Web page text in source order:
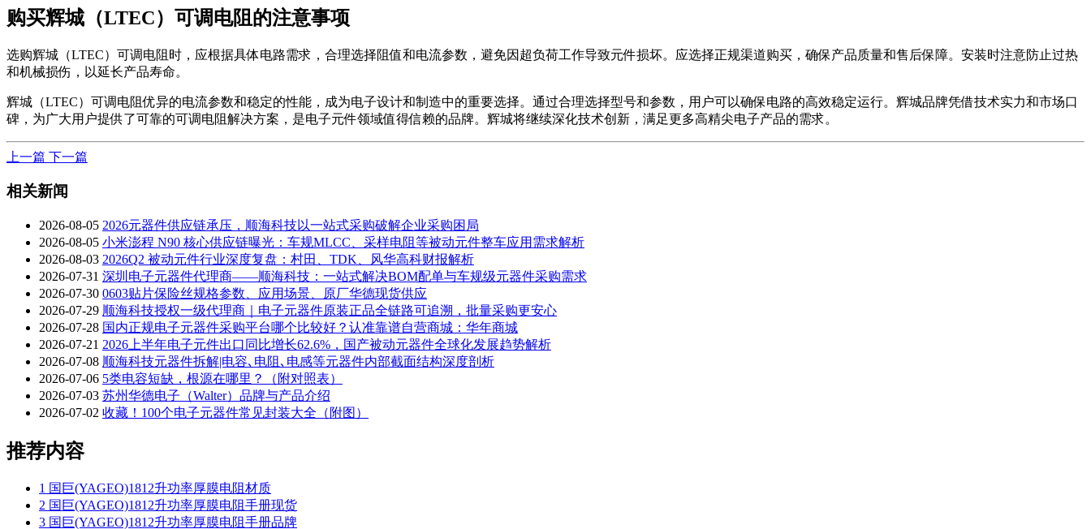
购买辉城（LTEC）可调电阻的注意事项
选购辉城（LTEC）可调电阻时，应根据具体电路需求，合理选择阻值和电流参数，避免因超负荷工作导致元件损坏。应选择正规渠道购买，确保产品质量和售后保障。安装时注意防止过热
和机械损伤，以延长产品寿命。
辉城（LTEC）可调电阻优异的电流参数和稳定的性能，成为电子设计和制造中的重要选择。通过合理选择型号和参数，用户可以确保电路的高效稳定运行。辉城品牌凭借技术实力和市场口
碑，为广大用户提供了可靠的可调电阻解决方案，是电子元件领域值得信赖的品牌。辉城将继续深化技术创新，满足更多高精尖电子产品的需求。
上一篇 下一篇
相关新闻
2026-08-05 2026元器件供应链承压，顺海科技以一站式采购破解企业采购困局
2026-08-05 小米澎程 N90 核心供应链曝光：车规MLCC、采样电阻等被动元件整车应用需求解析
2026-08-03 2026Q2 被动元件行业深度复盘：村田、TDK、风华高科财报解析
2026-07-31 深圳电子元器件代理商——顺海科技：一站式解决BOM配单与车规级元器件采购需求
2026-07-30 0603贴片保险丝规格参数、应用场景、原厂华德现货供应
2026-07-29 顺海科技授权一级代理商｜电子元器件原装正品全链路可追溯，批量采购更安心
2026-07-28 国内正规电子元器件采购平台哪个比较好？认准靠谱自营商城：华年商城
2026-07-21 2026上半年电子元件出口同比增长62.6%，国产被动元器件全球化发展趋势解析
2026-07-08 顺海科技元器件拆解|电容､电阻､电感等元器件内部截面结构深度剖析
2026-07-06 5类电容短缺，根源在哪里？（附对照表）
2026-07-03 苏州华德电子（Walter）品牌与产品介绍
2026-07-02 收藏！100个电子元器件常见封装大全（附图）
推荐内容
1 国巨(YAGEO)1812升功率厚膜电阻材质
2 国巨(YAGEO)1812升功率厚膜电阻手册现货
3 国巨(YAGEO)1812升功率厚膜电阻手册品牌